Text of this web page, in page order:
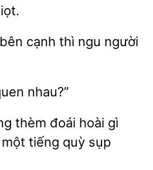
bên cạnh
ngu
nhau?”
thèm đoái hoài
một tiếng
sụp